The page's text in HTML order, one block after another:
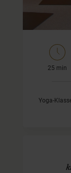
25 min
Yoga-